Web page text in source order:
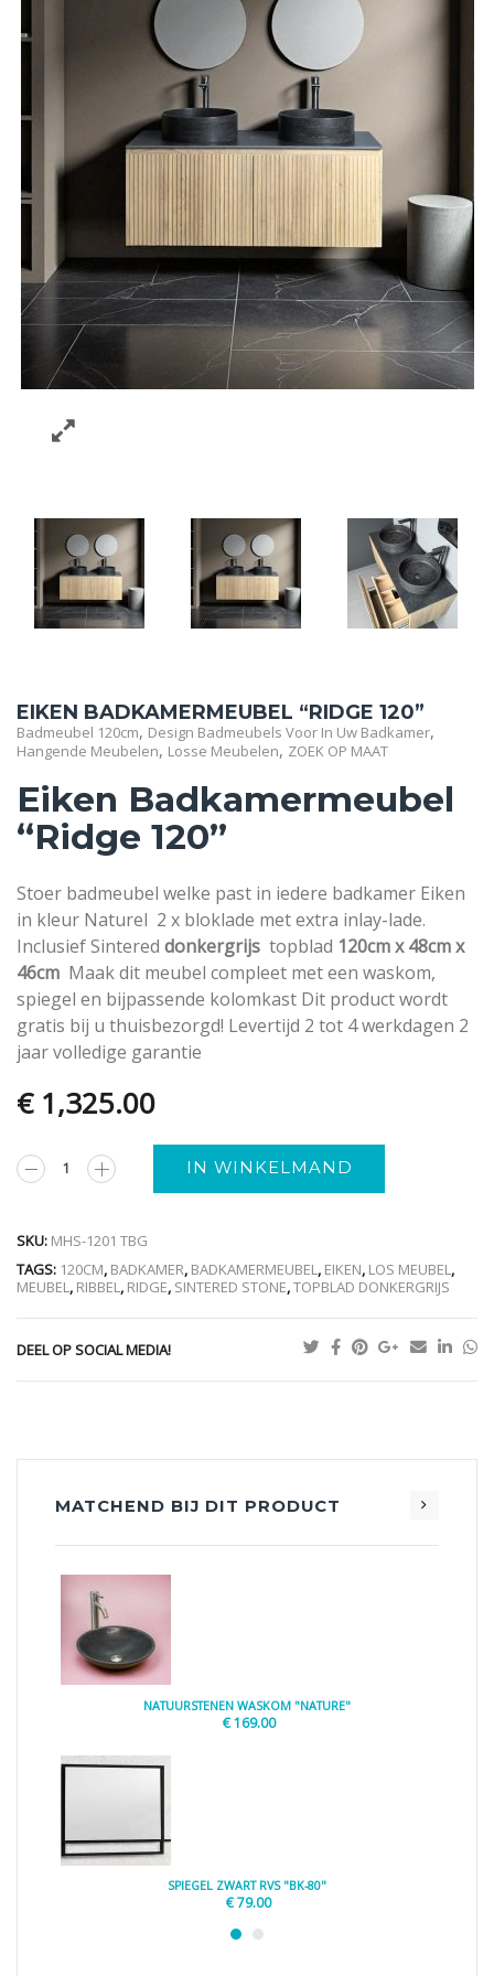
EIKEN BADKAMERMEUBEL “RIDGE 120”
Badmeubel 120cm, Design Badmeubels Voor In Uw Badkamer,
Hangende Meubelen, Losse Meubelen, ZOEK OP MAAT
Eiken Badkamermeubel
“Ridge 120”
Stoer badmeubel welke past in iedere badkamer Eiken
in kleur Naturel 2 x bloklade met extra inlay-lade.
Inclusief Sintered donkergrijs topblad 120cm x 48cm x
46cm Maak dit meubel compleet met een waskom,
spiegel en bijpassende kolomkast Dit product wordt
gratis bij u thuisbezorgd! Levertijd 2 tot 4 werkdagen 2
jaar volledige garantie
€1,325.00
IN WINKELMAND
SKU: MHS-1201 TBG
TAGS: 120CM, BADKAMER, BADKAMERMEUBEL, EIKEN, LOS MEUBEL,
MEUBEL, RIBBEL, RIDGE, SINTERED STONE,TOPBLAD DONKERGRIJS
DEEL OP SOCIAL MEDIA!
MATCHEND BIJ DIT PRODUCT
NATUURSTENEN WASKOM "NATURE"
€169.00
SPIEGEL ZWART RVS "BK-80"
€79.00